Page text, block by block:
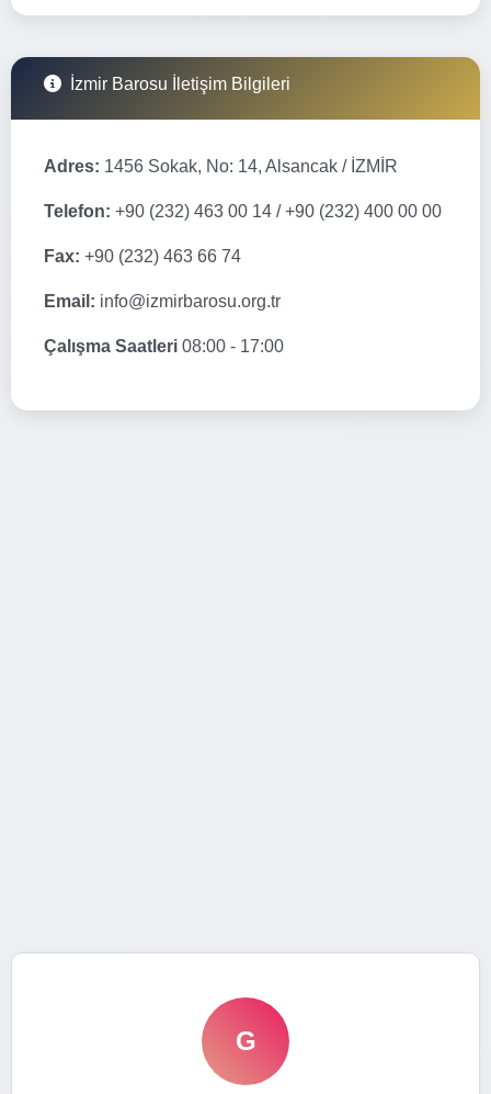
İzmir Barosu İletişim Bilgileri
Adres: 1456 Sokak, No: 14, Alsancak / İZMİR
Telefon: +90 (232) 463 00 14 / +90 (232) 400 00 00
Fax: +90 (232) 463 66 74
Email: info@izmirbarosu.org.tr
Çalışma Saatleri 08:00 - 17:00
G